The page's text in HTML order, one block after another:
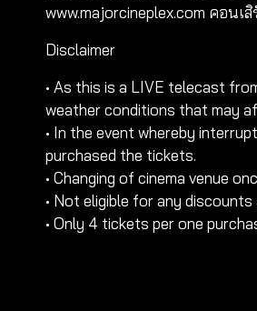
www.majorcineplex.com คอนเ
Disclaimer
• As this is a LIVE telecast
weather conditions that may
• In the event whereby
purchased the tickets.
• Changing of cinema venue
• Not eligible for any
• Only 4 tickets per one